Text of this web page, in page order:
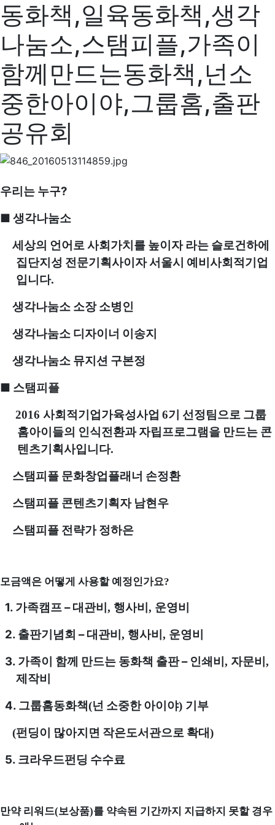
동화책,일육동화책,생각
나눔소,스탬피플,가족이
함께만드는동화책,넌소
중한아이야,그룹홈,출판
공유회
우리는 누구?
■ 생각나눔소
세상의 언어로 사회가치를 높이자 라는 슬로건하에
집단지성 전문기획사이자 서울시 예비사회적기업
입니다.
생각나눔소 소장 소병인
생각나눔소 디자이너 이송지
생각나눔소 뮤지션 구본정
■ 스탬피플
2016 사회적기업가육성사업 6기 선정팀으로 그룹
홈아이들의 인식전환과 자립프로그램을 만드는 콘
텐츠기획사입니다.
스탬피플 문화창업플래너 손정환
스탬피플 콘텐츠기획자 남현우
스탬피플 전략가 정하은
모금액은 어떻게 사용할 예정인가요?
1. 가족캠프–대관비 , 행사비 , 운영비
2. 출판기념회 –대관비 , 행사비 , 운영비
3. 가족이 함께 만드는 동화책 출판– 인쇄비 , 자문비 ,
제작비
4. 그룹홈동화책(넌 소중한 아이야) 기부
(펀딩이 많아지면 작은도서관으로 확대)
5. 크라우드펀딩 수수료
만약 리워드(보상품)를 약속된 기간까지 지급하지 못할 경우